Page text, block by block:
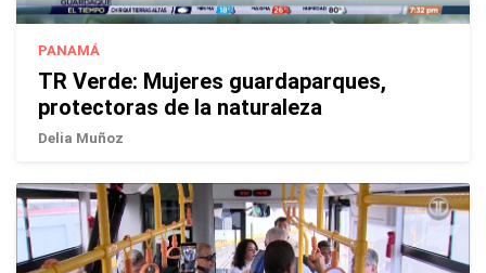
PANAMÁ
TR Verde: Mujeres guardaparques,
protectoras de la naturaleza
Delia Muñoz